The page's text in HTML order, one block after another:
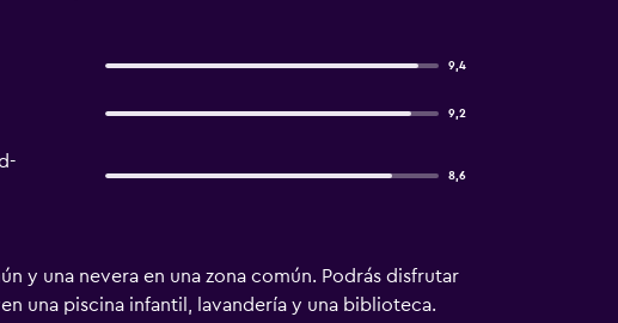
9,4
9,2
8,6
y una nevera en una zona común. Podrás disfrutar
una piscina infantil, lavandería y una biblioteca.